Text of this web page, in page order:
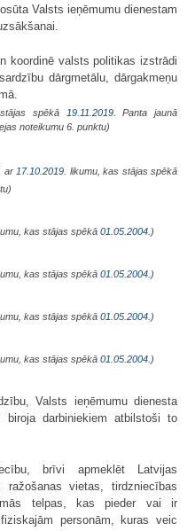
Valsts ieņēmumu dienestam
koordinē valsts politikas izstrādi
dārgmetālu, dārgakmeņu
spēkā 19.11.2019.
Panta jaunā
noteikumu 6. punktu)
ar 17.10.2019 . likumu, kas stājas spēkā
kas stājas spēkā 01.05.2004. )
kas stājas spēkā 01.05.2004. )
kas stājas spēkā 01.05.2004. )
kas stājas spēkā 01.05.2004. )
Valsts ieņēmumu dienesta
biroja darbiniekiem atbilstoši to
brīvi apmeklēt Latvijas
ražošanas vietas, tirdzniecības
telpas, kas pieder vai ir
personām, kuras veic